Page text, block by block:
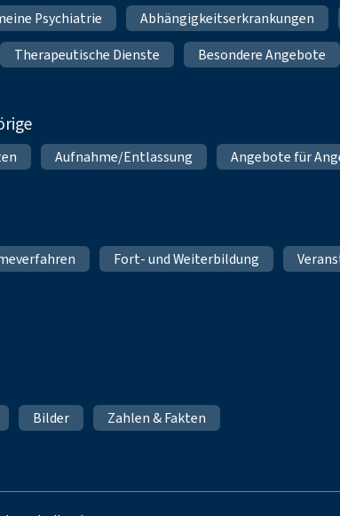
Psychiatrie Abhängigkeitserkrankungen
Therapeutische Dienste Besondere Angebote
Aufnahme/Entlassung Angebote für
Fort- und Weiterbildung
Bilder Zahlen & Fakten